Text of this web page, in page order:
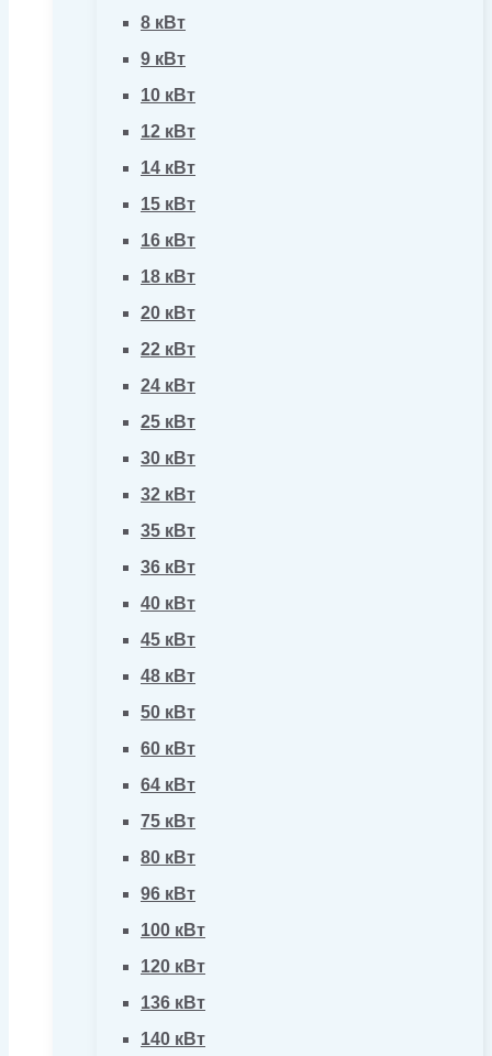
8 кВт
9 кВт
10 кВт
12 кВт
14 кВт
15 кВт
16 кВт
18 кВт
20 кВт
22 кВт
24 кВт
25 кВт
30 кВт
32 кВт
35 кВт
36 кВт
40 кВт
45 кВт
48 кВт
50 кВт
60 кВт
64 кВт
75 кВт
80 кВт
96 кВт
100 кВт
120 кВт
136 кВт
140 кВт